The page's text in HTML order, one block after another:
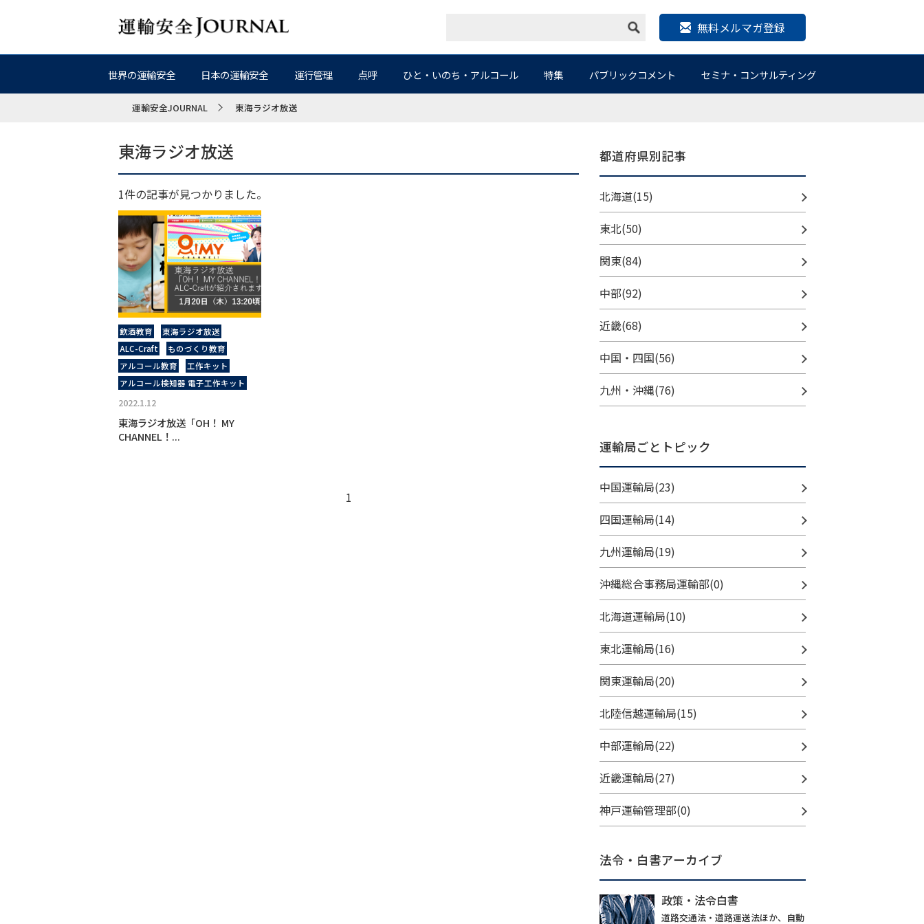
無料メルマガ登録
世界の運輸安全 日本の運輸安全 運行管理 点呼 ひと・いのち・アルコール 特集 パブリックコメント セミナ・コンサルティング
運輸安全JOURNAL 東海ラジオ放送
東海ラジオ放送
1件の記事が見つかりました。
飲酒教育
東海ラジオ放送
ALC-Craft
ものづくり教育
アルコール教育
工作キット
アルコール検知器 電子工作キット
2022.1.12
東海ラジオ放送「OH！ MY
CHANNEL！...
1
都道府県別記事
北海道(15)
東北(50)
関東(84)
中部(92)
近畿(68)
中国・四国(56)
九州・沖縄(76)
運輸局ごとトピック
中国運輸局(23)
四国運輸局(14)
九州運輸局(19)
沖縄総合事務局運輸部(0)
北海道運輸局(10)
東北運輸局(16)
関東運輸局(20)
北陸信越運輸局(15)
中部運輸局(22)
近畿運輸局(27)
神戸運輸管理部(0)
法令・白書アーカイブ
政策・法令白書
道路交通法・道路運送法ほか、自動